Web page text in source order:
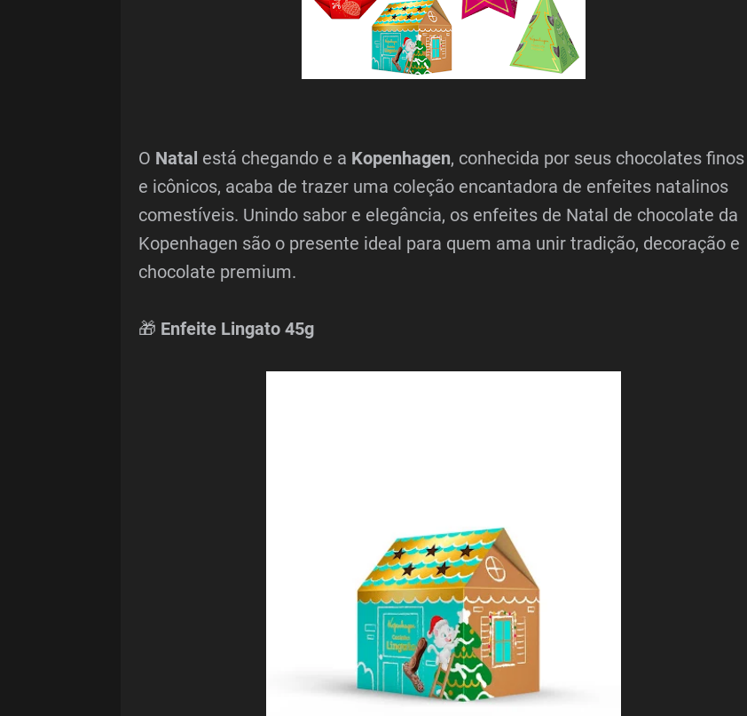
O Natal está chegando e a Kopenhagen, conhecida por seus chocolates finos
e icônicos, acaba de trazer uma coleção encantadora de enfeites natalinos
comestíveis. Unindo sabor e elegância, os enfeites de Natal de chocolate da
Kopenhagen são o presente ideal para quem ama unir tradição, decoração e
chocolate premium.
🎁 Enfeite Lingato 45g